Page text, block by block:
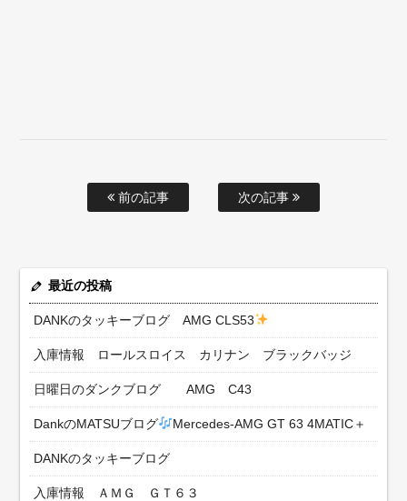
前の記事 次の記事
最近の投稿
DANKのタッキーブログ AMG CLS53
入庫情報 ロールスロイス カリナン ブラックバッジ
日曜日のダンクブログ AMG C43
DankのMATSUブログ Mercedes-AMG GT 63 4MATIC＋
DANKのタッキーブログ
入庫情報 ＡＭＧ ＧＴ６３